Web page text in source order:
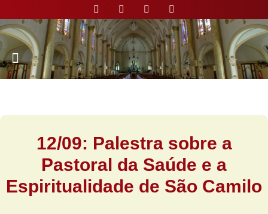
12/09: Palestra sobre a
Pastoral da Saúde e a
Espiritualidade de São Camilo